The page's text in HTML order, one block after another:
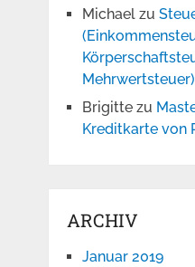
Michaelzu
Mehrwertsteuer)
Brigittezu
Kreditkarte von
ARCHIV
Januar 2019